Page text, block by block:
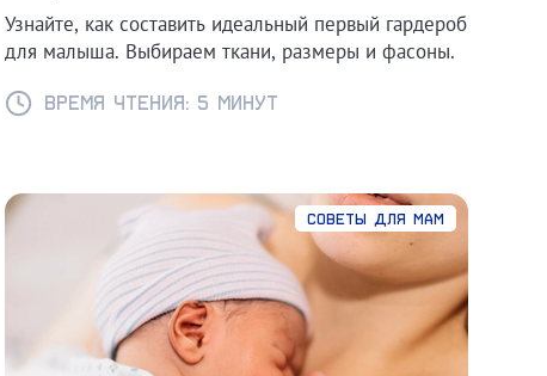
Узнайте, как составить идеальный первый гардероб
для малыша. Выбираем ткани, размеры и фасоны.
Время чтения: 5 минут
Советы для мам